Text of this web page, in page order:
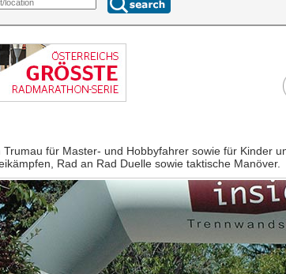
für Master- und Hobbyfahrer sowie für Kinder
Rad an Rad Duelle sowie taktische Manöver.